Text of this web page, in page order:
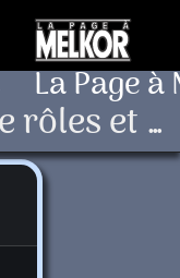
La Page
Boutiques de jeux de rôles et stratégies